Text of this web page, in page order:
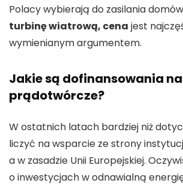
Polacy wybierają do zasilania
turbinę wiatrową, cena jest
wymienianym argumentem.
Jakie są dofinansowania
prądotwórcze?
W ostatnich latach bardziej niż
liczyć na wsparcie ze strony
a w zasadzie Unii Europejskiej.
o inwestycjach w odnawialną